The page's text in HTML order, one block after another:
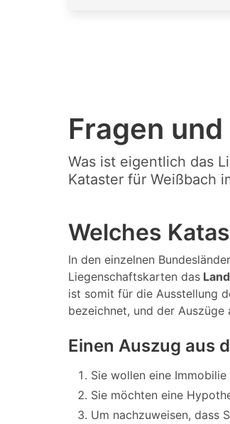
Fragen
Was ist eigentlich das
Kataster für Weißbach
Welches
In den einzelnen
Liegenschaftskarten das
ist somit für die Ausstellung
bezeichnet, und der
Einen Auszug aus
Sie wollen eine
Sie möchten eine
Um nachzuweisen, dass